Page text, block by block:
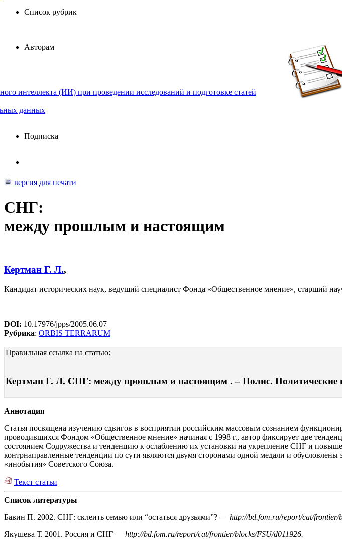
Список рубрик
Авторам
интеллекта (ИИ) при проведении исследований и подготовке статей
данных
Подписка
версия для печати
СНГ:
между прошлым и настоящим
Кертман Г. Л.,
Кандидат исторических наук, ведущий специалист Фонда «Общественное мнение», старший
DOI: 10.17976/jpps/2005.06.07
Рубрика: ORBIS TERRARUM
Правильная ссылка на статью:
Кертман Г. Л. СНГ: между прошлым и настоящим . – Полис. Политические
Аннотация
Статья посвящена изучению сдвигов в восприятии российским массовым сознанием
проводившихся Фондом «Общественное мнение» начиная с 1998 г., автор фиксирует две
состоянием Содружества и тенденцию к ослаблению их установки на укрепление СНГ и
контрнаправленные тенденции по сути являются двумя сторонами одной медали и
«инобытия» Советского Союза.
Текст статьи
Список литературы
Бавин П. 2002. СНГ: склеить семью или “остаться друзьями”? — http://bd.fom.ru/report/cat/frontier/
Якушева Т. 2001. Россия и СНГ — http://bd.fom.ru/report/cat/frontier/blocks/FSU/d011926.